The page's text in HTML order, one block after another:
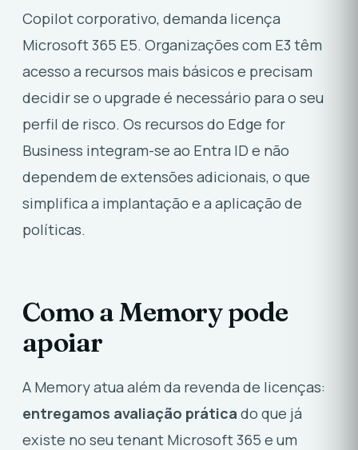
Copilot corporativo, demanda licença
Microsoft 365 E5. Organizações com E3 têm
acesso a recursos mais básicos e precisam
decidir se o upgrade é necessário para o seu
perfil de risco. Os recursos do Edge for
Business integram-se ao Entra ID e não
dependem de extensões adicionais, o que
simplifica a implantação e a aplicação de
políticas.
Como a Memory pode
apoiar
A Memory atua além da revenda de licenças:
entregamos avaliação prática do que já
existe no seu tenant Microsoft 365 e um